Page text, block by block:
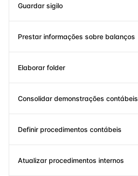
Guardar sigilo
Prestar informações sobre balanços
Elaborar folder
Consolidar demonstrações contábeis
Definir procedimentos contábeis
Atualizar procedimentos internos